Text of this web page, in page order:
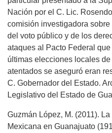
Nación por el C. Lic.
comisión investigadora
del voto público y de los
ataques al Pacto Federal
últimas elecciones locales
atentados se aseguró eran
C. Gobernador del Estado.
Legislativo del Estado de
Guzmán López, M. (2011).
Mexicana en Guanajuato